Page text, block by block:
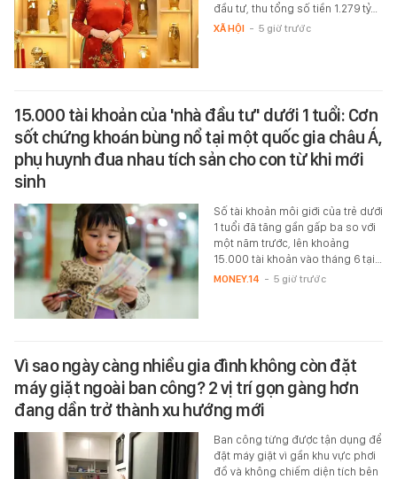
đầu tư, thu tổng số tiền 1.279 tỷ…
XÃ HỘI - 5 giờ trước
15.000 tài khoản của 'nhà đầu tư' dưới 1 tuổi: Cơn
sốt chứng khoán bùng nổ tại một quốc gia châu Á,
phụ huynh đua nhau tích sản cho con từ khi mới
sinh
Số tài khoản môi giới của trẻ dưới
1 tuổi đã tăng gần gấp ba so với
một năm trước, lên khoảng
15.000 tài khoản vào tháng 6 tại…
MONEY.14 - 5 giờ trước
Vì sao ngày càng nhiều gia đình không còn đặt
máy giặt ngoài ban công? 2 vị trí gọn gàng hơn
đang dần trở thành xu hướng mới
Ban công từng được tận dụng để
đặt máy giặt vì gần khu vực phơi
đồ và không chiếm diện tích bên